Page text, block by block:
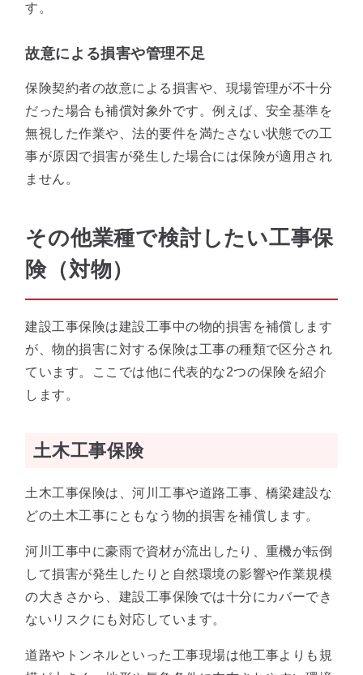
す。
故意による損害や管理不足
保険契約者の故意による損害や、現場管理が不十分
だった場合も補償対象外です。例えば、安全基準を
無視した作業や、法的要件を満たさない状態での工
事が原因で損害が発生した場合には保険が適用され
ません。
その他業種で検討したい工事保
険（対物）
建設工事保険は建設工事中の物的損害を補償します
が、物的損害に対する保険は工事の種類で区分され
ています。ここでは他に代表的な2つの保険を紹介
します。
土木工事保険
土木工事保険は、河川工事や道路工事、橋梁建設な
どの土木工事にともなう物的損害を補償します。
河川工事中に豪雨で資材が流出したり、重機が転倒
して損害が発生したりと自然環境の影響や作業規模
の大きさから、建設工事保険では十分にカバーでき
ないリスクにも対応しています。
道路やトンネルといった工事現場は他工事よりも規